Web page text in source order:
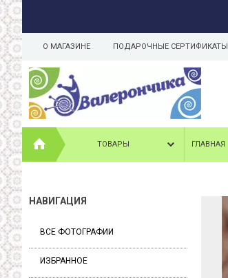
О МАГАЗИНЕ ПОДАРОЧНЫЕ СЕРТИФИКАТЫ
ТОВАРЫ ГЛАВНАЯ
НАВИГАЦИЯ
ВСЕ ФОТОГРАФИИ
ИЗБРАННОЕ